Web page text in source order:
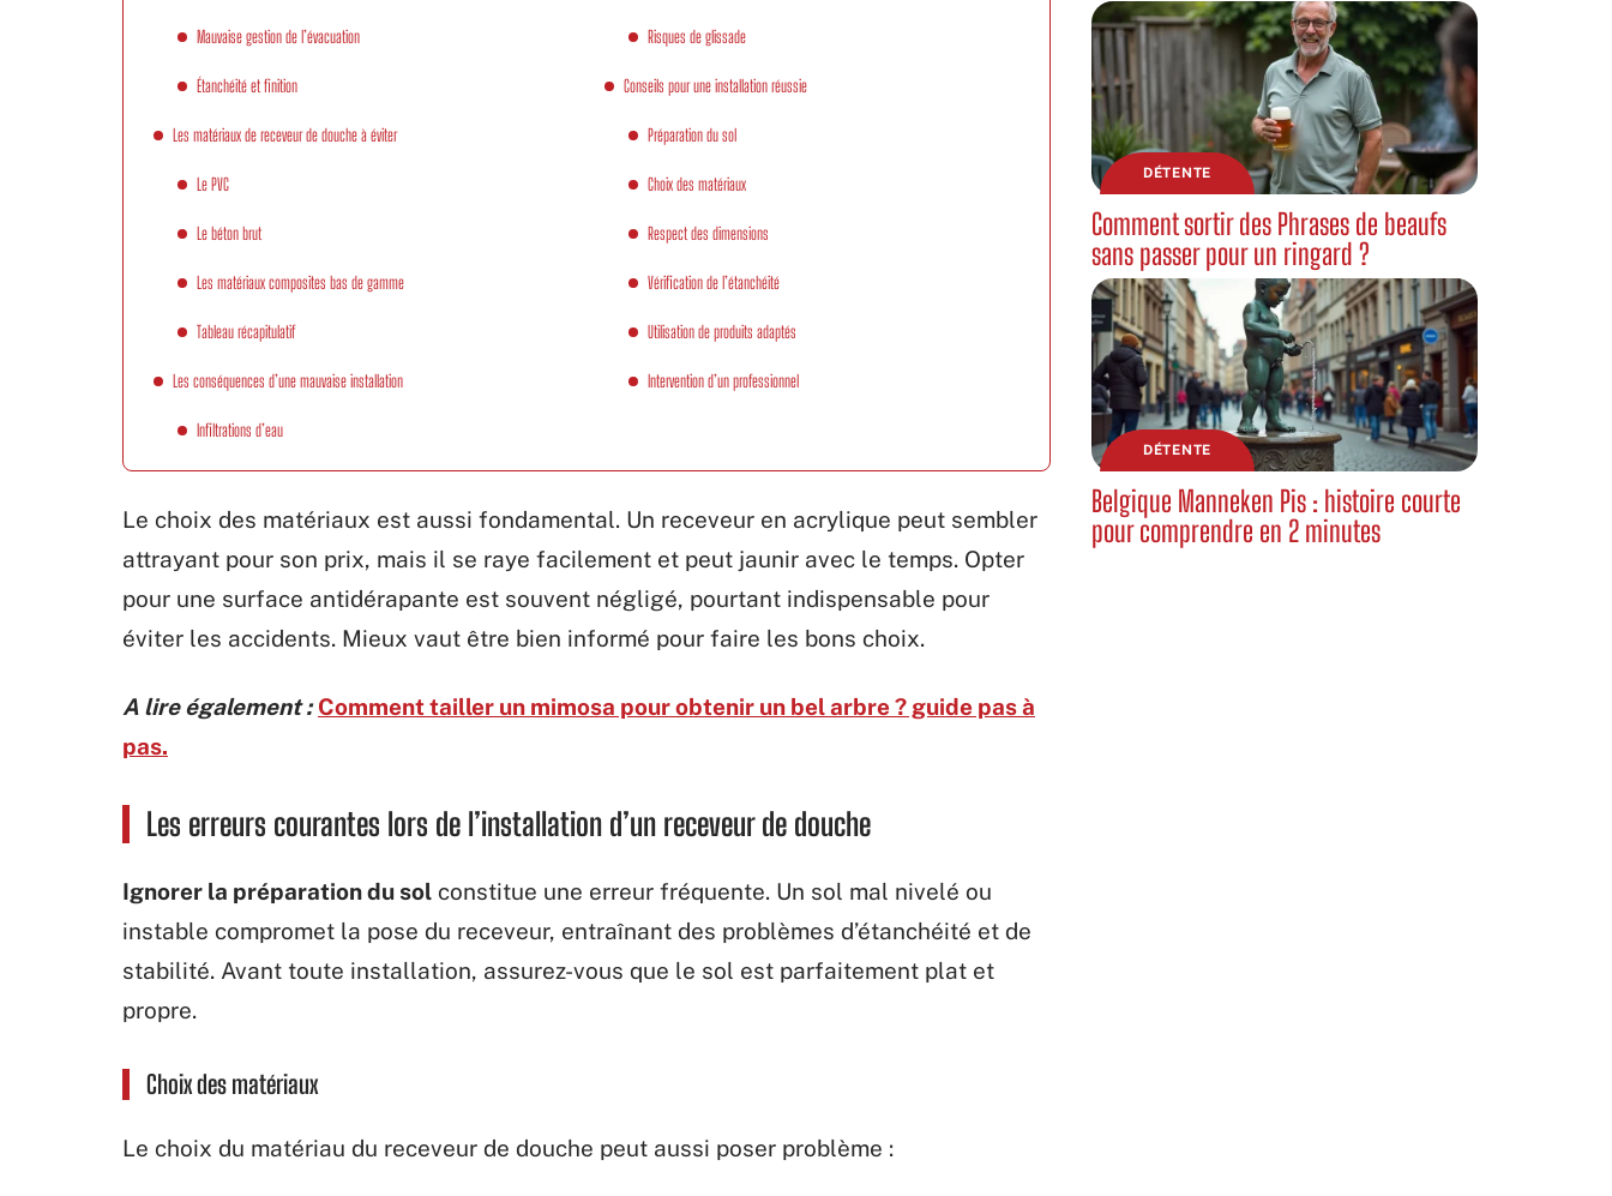
Mauvaise gestion de l’évacuation
Étanchéité et finition
Les matériaux de receveur de douche à éviter
Le PVC
Le béton brut
Les matériaux composites bas de gamme
Tableau récapitulatif
Les conséquences d’une mauvaise installation
Infiltrations d’eau
Risques de glissade
Conseils pour une installation réussie
Préparation du sol
Choix des matériaux
Respect des dimensions
Vérification de l’étanchéité
Utilisation de produits adaptés
Intervention d’un professionnel
Le choix des matériaux est aussi fondamental. Un receveur en acrylique peut sembler
attrayant pour son prix, mais il se raye facilement et peut jaunir avec le temps. Opter
pour une surface antidérapante est souvent négligé, pourtant indispensable pour
éviter les accidents. Mieux vaut être bien informé pour faire les bons choix.
A lire également : Comment tailler un mimosa pour obtenir un bel arbre ? guide pas à
pas.
Les erreurs courantes lors de l’installation d’un receveur de douche
Ignorer la préparation du sol constitue une erreur fréquente. Un sol mal nivelé ou
instable compromet la pose du receveur, entraînant des problèmes d’étanchéité et de
stabilité. Avant toute installation, assurez-vous que le sol est parfaitement plat et
propre.
Choix des matériaux
Le choix du matériau du receveur de douche peut aussi poser problème :
DÉTENTE
Comment sortir des Phrases de beaufs
sans passer pour un ringard ?
DÉTENTE
Belgique Manneken Pis : histoire courte
pour comprendre en 2 minutes